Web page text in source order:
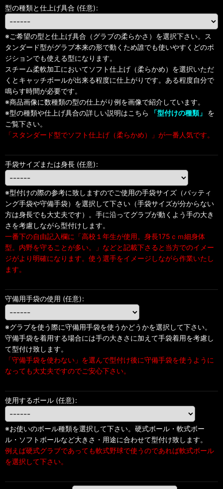
型の種類と仕上げ具合 (任意):
※ご希望の型と仕上げ具合（グラブの柔らかさ）を選択下さい。ス
タンダード型がグラブ本来の形で動くため誰でも使いやすくどのポ
ジションでも使える型になります。
スチーム柔軟加工においてソフト仕上げ（柔らかめ）を選択いただ
くとキャッチボールが出来る程度に仕上がりです。ある程度自分で
鳴らす時間が必要です。
※商品画像に数種類の型の仕上がり例を画像で紹介しています。
※型の種類や仕上げ具合の詳しい説明はこちら
「型付けの種類」 を
ご覧下さい。
「スタンダード型でソフト仕上げ（柔らかめ）」が一番人気です。
手袋サイズまたは身長 (任意):
※型付けの際の参考に致しますのでご使用の手袋サイズ（バッティ
ング手袋や守備手袋）を選択して下さい（手袋サイズが分からない
方は身長でも大丈夫です）。手に沿ってグラブが動くよう手の大き
さを考慮しながら型付けします。
一番下の自由記入欄に「高校１年生が使用。身長175ｃｍ細身体
型。内野を守ることが多い。」などと記載下さると当方でのイメー
ジがより明確になります。使う選手をイメージしながら作業いたし
ます。
守備用手袋の使用 (任意):
※グラブを使う際に守備用手袋を使うかどうかを選択して下さい。
守備手袋を着用する場合には手の大きさに加えて手袋着用を考慮し
て型付け致します。
「守備手袋を使わない」を選んで型付け後に守備手袋を使うように
なっても大丈夫ですのでご安心下さい。
使用するボール (任意):
※お使いのボール種類を選択して下さい。硬式ボール・軟式ボー
ル・ソフトボールなど大きさ・用途に合わせて型付け致します。
例えば硬式グラブであっても軟式野球で使うのであれば軟式ボール
を選択して下さい。